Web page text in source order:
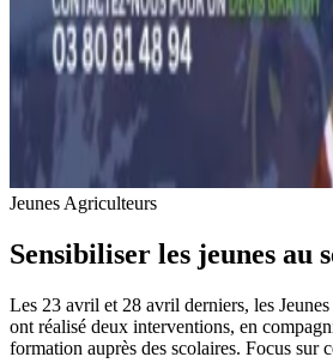
Jeunes Agriculteurs
Sensibiliser les jeunes au
Les 23 avril et 28 avril derniers, les
ont réalisé deux interventions, en
formation auprès des scolaires. Focus sur